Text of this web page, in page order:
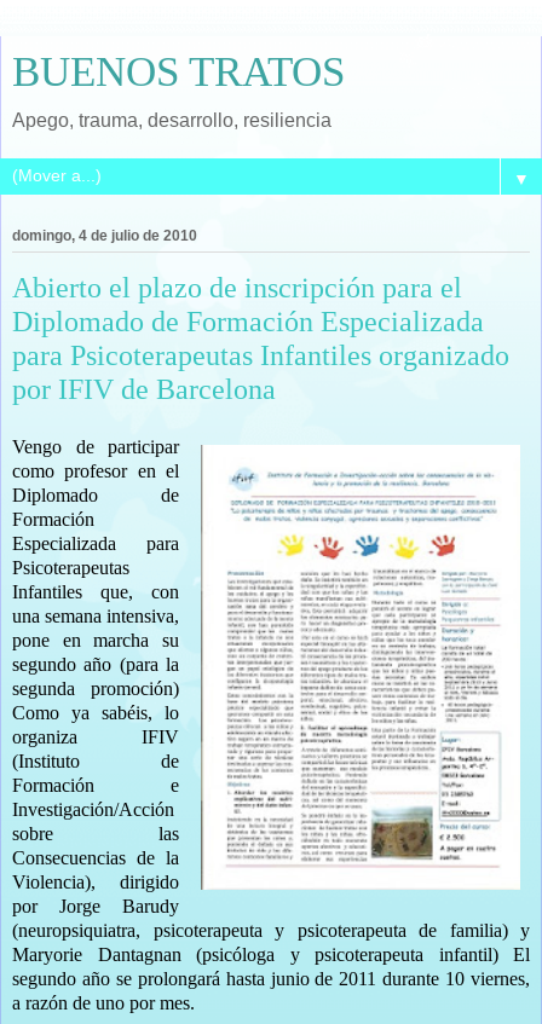
BUENOS TRATOS
Apego, trauma, desarrollo, resiliencia
▼
domingo, 4 de julio de 2010
Abierto el plazo de inscripción para el
Diplomado de Formación Especializada
para Psicoterapeutas Infantiles organizado
por IFIV de Barcelona
Vengo de participar
como profesor en el
Diplomado de
Formación
Especializada para
Psicoterapeutas
Infantiles que, con
una semana intensiva,
pone en marcha su
segundo año (para la
segunda promoción)
Como ya sabéis, lo
organiza IFIV
(Instituto de
Formación e
Investigación/Acción
sobre las
Consecuencias de la
Violencia), dirigido
por Jorge Barudy
(neuropsiquiatra, psicoterapeuta y psicoterapeuta de familia) y
Maryorie Dantagnan (psicóloga y psicoterapeuta infantil) El
segundo año se prolongará hasta junio de 2011 durante 10 viernes,
a razón de uno por mes.